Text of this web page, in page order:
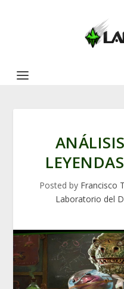
Posted by Francisco
Laboratorio del